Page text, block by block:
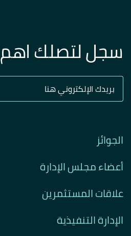
سجل لتصلك
الجوائز
أعضاء مجلس الإدارة
علاقات المستثمرين
الإدارة التنفيذية